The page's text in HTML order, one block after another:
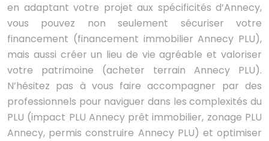
en adaptant votre projet aux spécificités d’Annecy,
vous pouvez non seulement sécuriser votre
financement (financement immobilier Annecy PLU),
mais aussi créer un lieu de vie agréable et valoriser
votre patrimoine (acheter terrain Annecy PLU).
N’hésitez pas à vous faire accompagner par des
professionnels pour naviguer dans les complexités du
PLU (impact PLU Annecy prêt immobilier, zonage PLU
Annecy, permis construire Annecy PLU) et optimiser